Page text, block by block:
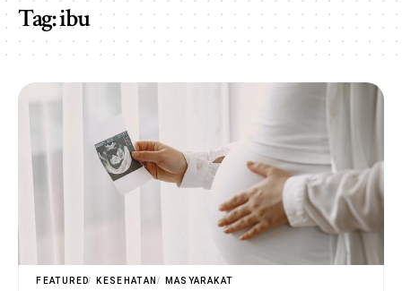
Tag:ibu
FEATURED KESEHATAN MASYARAKAT